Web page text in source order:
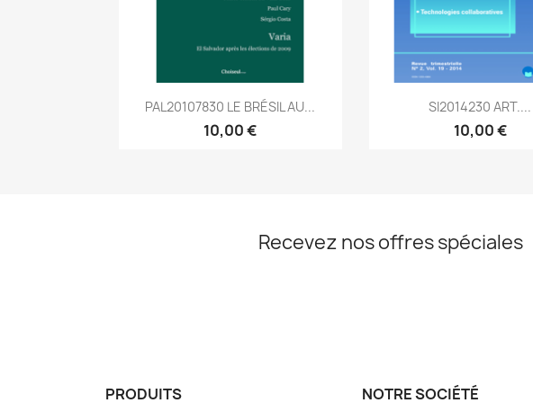
Aperçu rapide
PAL20107830 LE BRÉSIL AU...
10,00 €
Aperçu rapide
SI2014230 ART....
10,00 €
Recevez nos offres spéciales
PRODUITS NOTRE SOCIÉTÉ